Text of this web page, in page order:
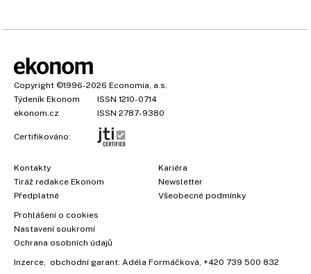
Copyright ©1996-2026 Economia, a.s.
Týdeník Ekonom
ISSN 1210-0714
ekonom.cz
ISSN 2787-9380
Certifikováno:
Kontakty
Tiráž redakce Ekonom
Předplatné
Kariéra
Newsletter
Všeobecné podmínky
Prohlášení o cookies
Nastavení soukromí
Ochrana osobních údajů
Inzerce, obchodní garant: Adéla Formáčková, +420 739 500 832
39 kč za měsíc!